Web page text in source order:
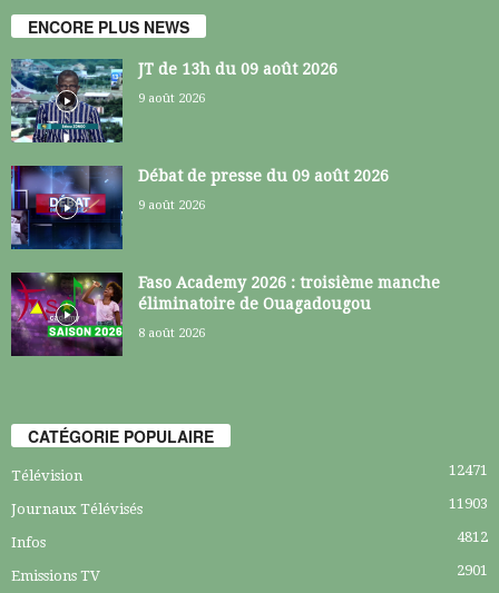
ENCORE PLUS NEWS
JT de 13h du 09 août 2026
9 août 2026
Débat de presse du 09 août 2026
9 août 2026
Faso Academy 2026 : troisième manche
éliminatoire de Ouagadougou
8 août 2026
CATÉGORIE POPULAIRE
Télévision 12471
Journaux Télévisés 11903
Infos 4812
Emissions TV 2901